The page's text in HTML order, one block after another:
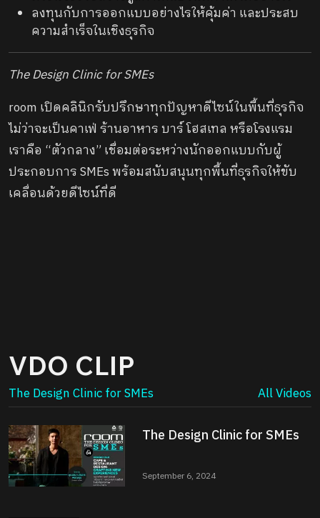
ลงทุนกับการออกแบบอย่างไรให้คุ้มค่า และประสบ
ความสำเร็จในเชิงธุรกิจ
The Design Clinic for SMEs
room เปิดคลินิกรับปรึกษาทุกปัญหาดีไซน์ในพื้นที่ธุรกิจ
ไม่ว่าจะเป็นคาเฟ่ ร้านอาหาร บาร์ โฮสเทล หรือโรงแรม
เราคือ “ตัวกลาง” เชื่อมต่อระหว่างนักออกแบบกับผู้
ประกอบการ SMEs พร้อมสนับสนุนทุกพื้นที่ธุรกิจให้ขับ
เคลื่อนด้วยดีไซน์ที่ดี
VDO CLIP
The Design Clinic for SMEs All Videos
The Design Clinic for SMEs
September 6, 2024